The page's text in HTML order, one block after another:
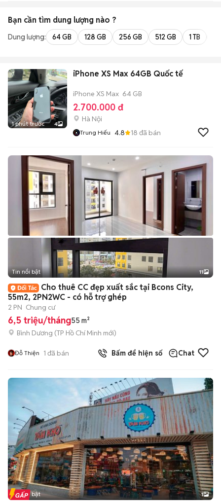
Bạn cần tìm dung lượng nào ?
Dung lượng: 64 GB 128 GB 256 GB 512 GB 1 TB
1 phút trước 4
iPhone XS Max 64GB Quốc tế
iPhone XS Max 64 GB
2.700.000 đ
Hà Nội
Trung Hiếu 4.8 18 đã bán
+2
Tin nổi bật 11
Cho thuê CC đẹp xuất sắc tại Bcons City,
55m2, 2PN2WC - có hỗ trợ ghép
2 PN Chung cư
6,5 triệu/tháng55 m²
Bình Dương (TP Hồ Chí Minh mới)
Đỗ Thiện 1 đã bán Bấm để hiện số Chat
Tin nổi bật 1